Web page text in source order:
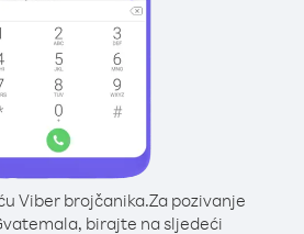
Viber brojčanika.Za pozivanje
birajte na sljedeći